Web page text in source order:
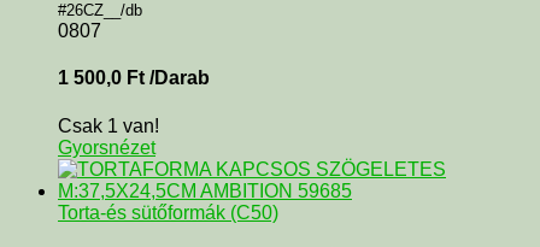
#26CZ__/db
0807
1 500,0 Ft /Darab
Csak 1 van!
Gyorsnézet
Torta-és sütőformák (C50)